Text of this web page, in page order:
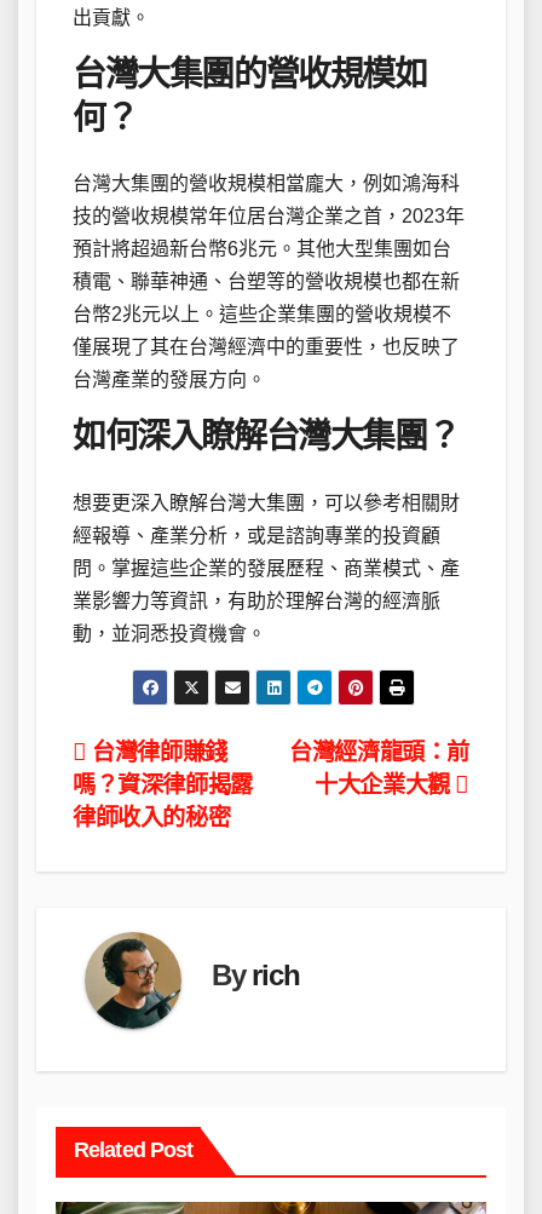
出貢獻。
台灣大集團的營收規模如
何？
台灣大集團的營收規模相當龐大，例如鴻海科
技的營收規模常年位居台灣企業之首，2023年
預計將超過新台幣6兆元。其他大型集團如台
積電、聯華神通、台塑等的營收規模也都在新
台幣2兆元以上。這些企業集團的營收規模不
僅展現了其在台灣經濟中的重要性，也反映了
台灣產業的發展方向。
如何深入瞭解台灣大集團？
想要更深入瞭解台灣大集團，可以參考相關財
經報導、產業分析，或是諮詢專業的投資顧
問。掌握這些企業的發展歷程、商業模式、產
業影響力等資訊，有助於理解台灣的經濟脈
動，並洞悉投資機會。
文
章
台灣經濟龍頭：前
十大企業大觀
台灣律師賺錢
嗎？資深律師揭露
律師收入的秘密
Byrich
Related Post